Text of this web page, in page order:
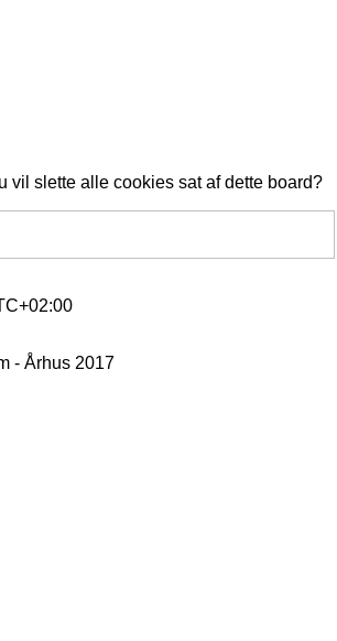
vil slette alle cookies sat af dette board?
- Århus 2017